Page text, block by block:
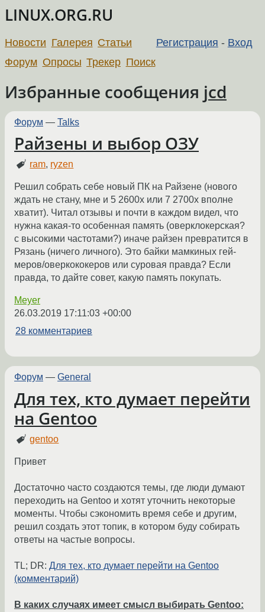
LINUX.ORG.RU
Регистрация - Вход
Новости Галерея Статьи
Форум Опросы Трекер Поиск
Избранные сообщения jcd
Форум — Talks
Райзены и выбор ОЗУ
ram, ryzen
Решил собрать себе новый ПК на Райзене (нового
ждать не стану, мне и 5 2600x или 7 2700x вполне
хватит). Читал отзывы и почти в каждом видел, что
нужна какая-то особенная память (оверклокерская?
с высокими частотами?) иначе райзен превратится в
Рязань (ничего личного). Это байки мамкиных гей-
меров/оверкококеров или суровая правда? Если
правда, то дайте совет, какую память покупать.
Meyer
26.03.2019 17:11:03 +00:00
28 комментариев
Форум — General
Для тех, кто думает перейти
на Gentoo
gentoo
Привет
Достаточно часто создаются темы, где люди думают
переходить на Gentoo и хотят уточнить некоторые
моменты. Чтобы сэкономить время себе и другим,
решил создать этот топик, в котором буду собирать
ответы на частые вопросы.
TL; DR: Для тех, кто думает перейти на Gentoo
(комментарий)
В каких случаях имеет смысл выбирать Gentoo: